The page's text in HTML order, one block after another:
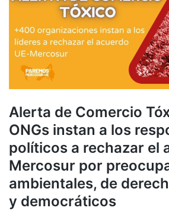
Alerta de Comercio
ONGs instan a los
políticos a rechazar el
Mercosur por
ambientales, de
y democráticos